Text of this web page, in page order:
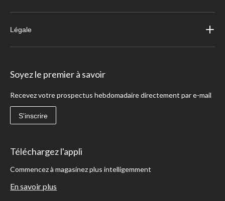
Légale
Soyez le premier à savoir
Recevez votre prospectus hebdomadaire directement par e-mail
S'inscrire
Téléchargez l'appli
Commencez à magasinez plus intelligemment
En savoir plus